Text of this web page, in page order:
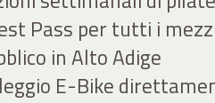
Pass per tutti i
in Alto Adige
E-Bike